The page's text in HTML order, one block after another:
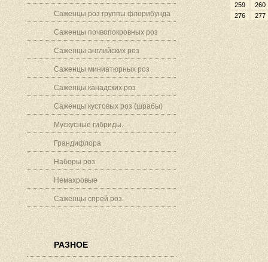
Саженцы роз группы флорибунда
Саженцы почвопокровных роз
Саженцы английских роз
Саженцы миниатюрных роз
Саженцы канадских роз
Саженцы кустовых роз (шрабы)
Мускусные гибриды.
Грандифлора
Наборы роз
Немахровые
Саженцы спрей роз.
РАЗНОЕ
259
260
276
277